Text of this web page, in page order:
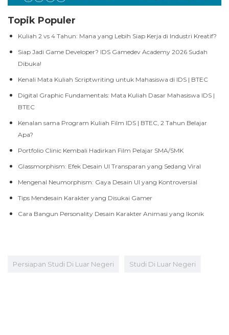
Topik Populer
Kuliah 2 vs 4 Tahun: Mana yang Lebih Siap Kerja di Industri Kreatif?
Siap Jadi Game Developer? IDS Gamedev Academy 2026 Sudah
Dibuka!
Kenali Mata Kuliah Scriptwriting untuk Mahasiswa di IDS | BTEC
Digital Graphic Fundamentals: Mata Kuliah Dasar Mahasiswa IDS |
BTEC
Kenalan sama Program Kuliah Film IDS | BTEC, 2 Tahun Belajar
Apa?
Portfolio Clinic Kembali Hadirkan Film Pelajar SMA/SMK
Glassmorphism: Efek Desain UI Transparan yang Sedang Viral
Mengenal Neumorphism: Gaya Desain UI yang Kontroversial
Tips Mendesain Karakter yang Disukai Gamer
Cara Bangun Personality Desain Karakter Animasi yang Ikonik
Persiapan Studi Di Luar Negeri Studi Di Luar Negeri